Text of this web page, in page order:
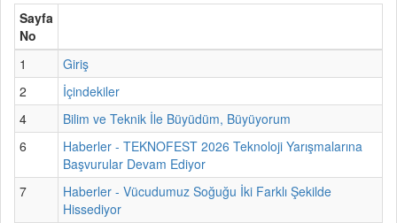
Sayfa
No
1
Giriş
2
İçindekiler
4
Bilim ve Teknik İle Büyüdüm, Büyüyorum
6
Haberler - TEKNOFEST 2026 Teknoloji Yarışmalarına
Başvurular Devam Ediyor
7
Haberler - Vücudumuz Soğuğu İki Farklı Şekilde
Hissediyor